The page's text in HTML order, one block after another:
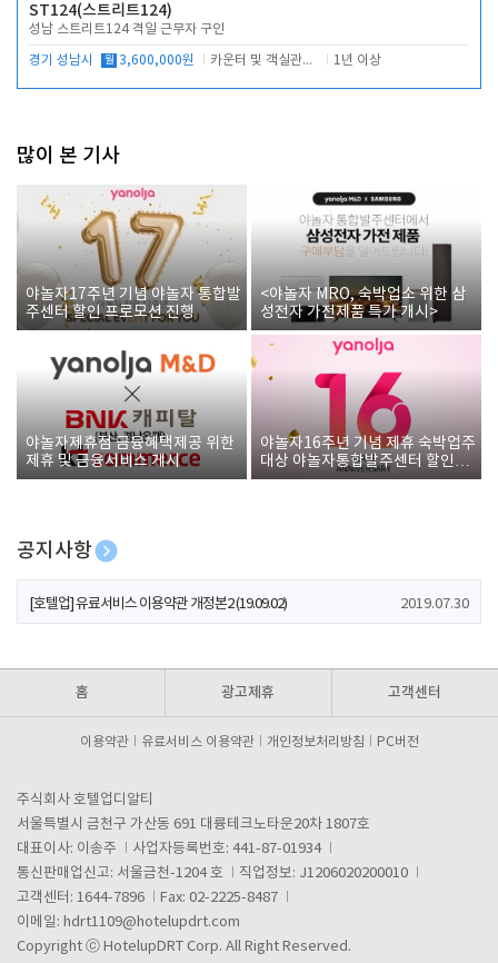
ST124(스트리트124)
성남 스트리트124 격일 근무자 구인
경기 성남시 월 3,600,000원 카운터 및 객실관리 전반 1년 이상
많이 본 기사
야놀자17주년 기념 야놀자 통합발
주센터 할인 프로모션 진행
<야놀자 MRO, 숙박업소 위한 삼
성전자 가전제품 특가 개시>
야놀자제휴점 금융혜택제공 위한
제휴 및 금융서비스 게시
야놀자16주년 기념 제휴 숙박업주
대상 야놀자통합발주센터 할인쿠
폰 증정
공지사항
[호텔업] 개인정보 처리방침 개정본1 (19.09.02)
[호텔업] 유료서비스 이용약관 개정본2 (19.09.02) 2019.07.30
홈 광고제휴 고객센터
이용약관 유료서비스 이용약관 개인정보처리방침 PC버전
주식회사 호텔업디알티
서울특별시 금천구 가산동 691 대륭테크노타운20차 1807호
대표이사: 이송주
사업자등록번호: 441-87-01934
통신판매업신고: 서울금천-1204 호
직업정보: J1206020200010
고객센터: 1644-7896
Fax: 02-2225-8487
이메일: hdrt1109@hotelupdrt.com
Copyright ⓒ HotelupDRT Corp. All Right Reserved.